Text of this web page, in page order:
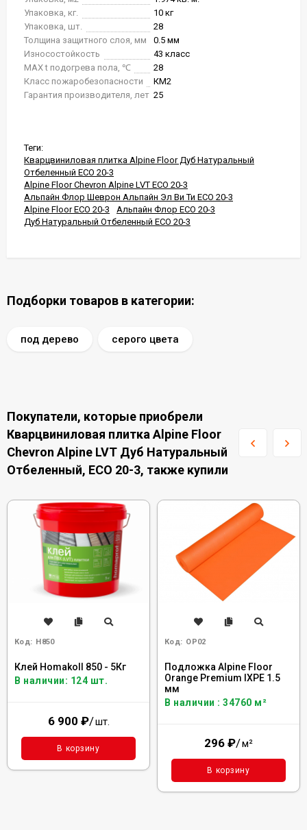
Упаковка, кг.
10 кг
Упаковка, шт.
28
Толщина защитного слоя, мм
0.5 мм
Износостойкость
43 класс
MAX t подогрева пола, ℃
28
Класс пожаробезопасности
КМ2
Гарантия производителя, лет 25
Теги:
Кварцвиниловая плитка Alpine Floor Дуб Натуральный
Отбеленный ECO 20-3
Alpine Floor Chevron Alpine LVT ECO 20-3
Альпайн Флор Шеврон Альпайн Эл Ви Ти ECO 20-3
Alpine Floor ECO 20-3
Альпайн Флор ECO 20-3
Дуб Натуральный Отбеленный ECO 20-3
Подборки товаров в категории:
под дерево серого цвета
Покупатели, которые приобрели
Кварцвиниловая плитка Alpine Floor
Chevron Alpine LVT Дуб Натуральный
Отбеленный, ECO 20-3, также купили
Код: H850
Клей Homakoll 850 - 5Кг
В наличии: 124 шт.
6 900 ₽/шт.
В корзину
Код: OP02
Подложка Alpine Floor
Orange Premium IXPE 1.5
мм
В наличии : 34760 м²
296 ₽/м²
В корзину